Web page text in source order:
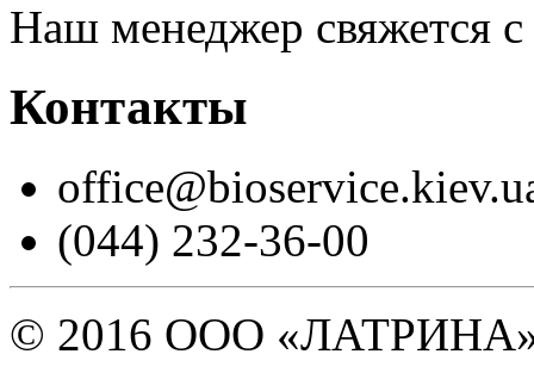
Наш менеджер свяжется
Контакты
(044) 232-36-00
© 2016 ООО